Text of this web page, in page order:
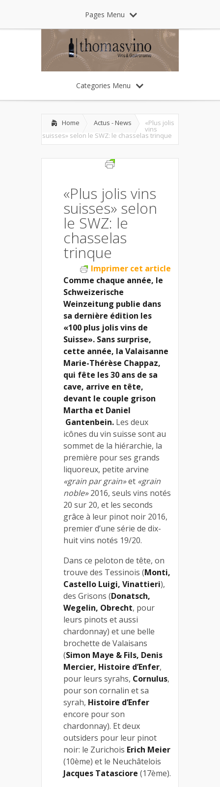
Pages Menu
Categories Menu
Home Actus - News «Plus jolis
vins
suisses» selon le SWZ: le chasselas trinque
«Plus jolis vins
suisses» selon
le SWZ: le
chasselas
trinque
Imprimer cet article
Comme chaque année, le
Schweizerische
Weinzeitung publie dans
sa dernière édition les
«100 plus jolis vins de
Suisse». Sans surprise,
cette année, la Valaisanne
Marie-Thérèse Chappaz,
qui fête les 30 ans de sa
cave, arrive en tête,
devant le couple grison
Martha et Daniel
Gantenbein. Les deux
icônes du vin suisse sont au
sommet de la hiérarchie, la
première pour ses grands
liquoreux, petite arvine
«grain par grain»et «grain
noble»2016, seuls vins notés
20 sur 20, et les seconds
grâce à leur pinot noir 2016,
premier d’une série de dix-
huit vins notés 19/20.
Dans ce peloton de tête, on
trouve des Tessinois (Monti,
Castello Luigi, Vinattieri),
des Grisons (Donatsch,
Wegelin, Obrecht, pour
leurs pinots et aussi
chardonnay) et une belle
brochette de Valaisans
(Simon Maye & Fils, Denis
Mercier, Histoire d’Enfer,
pour leurs syrahs, Cornulus,
pour son cornalin et sa
syrah, Histoire d’Enfer
encore pour son
chardonnay). Et deux
outsiders pour leur pinot
noir: le Zurichois Erich Meier
(10ème) et le Neuchâtelois
Jacques Tatasciore (17ème).